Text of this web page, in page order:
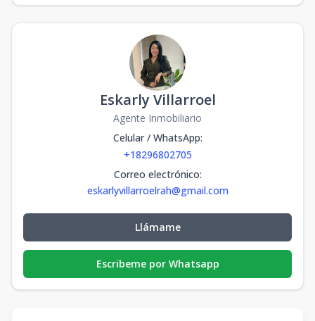
Eskarly Villarroel
Agente Inmobiliario
Celular / WhatsApp:
+18296802705
Correo electrónico:
eskarlyvillarroelrah@gmail.com
Llámame
Escribeme por Whatsapp